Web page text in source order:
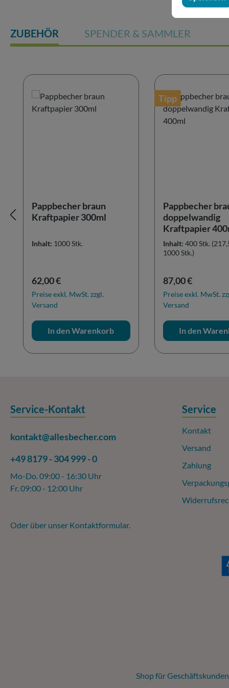
ZUBEHÖR SPENDER & SAMMLER
Pappbecher braun
Kraftpapier 300ml
Inhalt: 1000 Stk.
Regulärer Preis:
62,00 €
Preise exkl. MwSt. zzgl.
Versand
In den Warenkorb
Tipp
Pappbecher
doppelwandig
Kraftpapier
Inhalt: 400 Stk.
1000 Stk.)
Regulärer Preis:
87,00 €
Preise exkl. MwSt.
Versand
In den
Service-Kontakt
kontakt@allesbecher.com
+49 8179 - 304 999 - 0
Mo-Do. 09:00 - 16:30 Uhr
Fr. 09:00 - 12:00 Uhr
Oder über unser Kontaktformular.
Service
Kontakt
Versand
Zahlung
Shop für